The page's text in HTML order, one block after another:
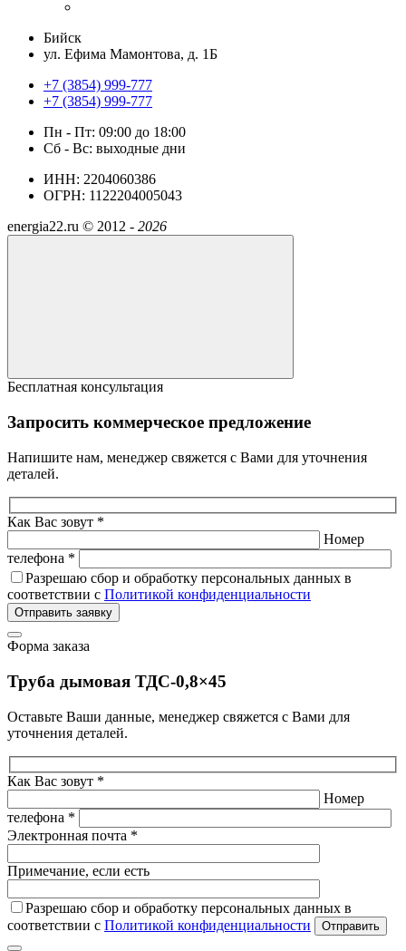
Бийск
ул. Ефима Мамонтова, д. 1Б
+7 (3854) 999-777
+7 (3854) 999-777
Пн - Пт: 09:00 до 18:00
Сб - Вс: выходные дни
ИНН: 2204060386
ОГРН: 1122204005043
energia22.ru © 2012 - 2026
Бесплатная консультация
Запросить коммерческое предложение
Напишите нам, менеджер свяжется с Вами для уточнения
деталей.
Как Вас зовут *
Номер
телефона *
Разрешаю сбор и обработку персональных данных в
соответствии с Политикой конфиденциальности
Отправить заявку
Форма заказа
Труба дымовая ТДС-0,8×45
Оставьте Ваши данные, менеджер свяжется с Вами для
уточнения деталей.
Как Вас зовут *
Номер
телефона *
Электронная почта *
Примечание, если есть
Разрешаю сбор и обработку персональных данных в
соответствии с Политикой конфиденциальности Отправить